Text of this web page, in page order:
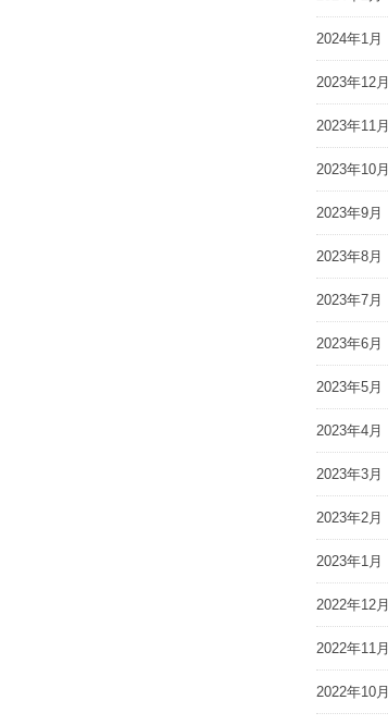
2024年1月
2023年12月
2023年11月
2023年10月
2023年9月
2023年8月
2023年7月
2023年6月
2023年5月
2023年4月
2023年3月
2023年2月
2023年1月
2022年12月
2022年11月
2022年10月